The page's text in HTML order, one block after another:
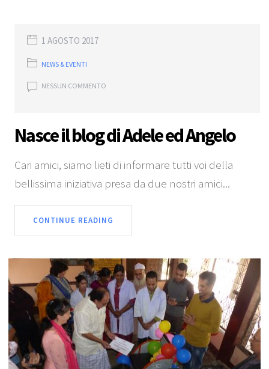
1 AGOSTO 2017
NEWS & EVENTI
NESSUN COMMENTO
Nasce il blog di Adele ed Angelo
Cari amici, siamo lieti di informare tutti voi della
bellissima iniziativa presa da due nostri amici...
CONTINUE READING